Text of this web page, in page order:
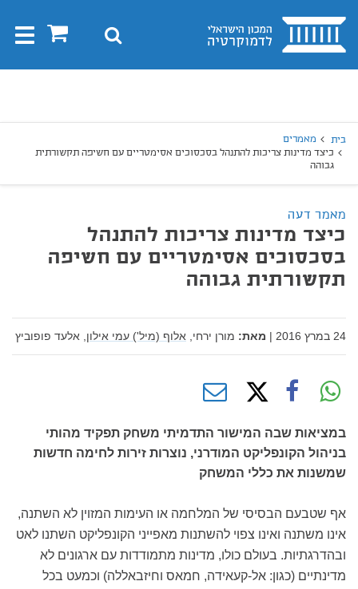
בית 0 חיפוש
בית
מאמרים
כיצד מדינות צריכות להתנהל בסכסוכים אסימטריים עם חשיפה תקשורתית
גבוהה
מאמר דעה
כיצד מדינות צריכות להתנהל
בסכסוכים אסימטריים עם חשיפה
תקשורתית גבוהה
24 במרץ 2016 | מאת: מורן ירחי, אלוף (מיל') עמי אילון, אלעד פופוביץ
במציאות שבה המישור התדמיתי משחק תפקיד מהותי
בניהול הקונפליקט המודרני, נוצרות זירות לחימה חדשות
שמשנות את כללי המשחק
אף שטבעם הבסיסי של המלחמה או העימות המזוין לא השתנה,
אינו משתנה ואינו צפוי להשתנות מאפייני הקונפליקט השתנו לאט
ובהדרגתיות. בעולם כולו, מדינות מתמודדות עם ארגונים לא
מדינתיים (כגון: אל-קעאידה, חמאס וחיזבאללה) וכמעט בכל